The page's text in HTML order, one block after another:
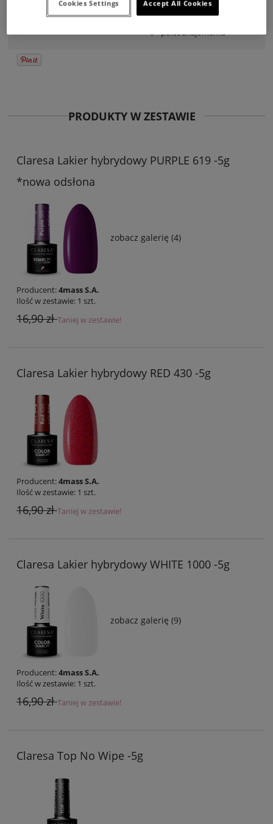
Producent: 4mass S.A.
zapytaj o produkt
poleć znajomemu
PRODUKTY W ZESTAWIE
Claresa Lakier hybrydowy PURPLE 619 -5g
*nowa odsłona
zobacz galerię (4)
Producent:4mass S.A.
Ilość w zestawie: 1 szt.
16,90 złTaniej w zestawie!
Claresa Lakier hybrydowy RED 430 -5g
Producent:4mass S.A.
Ilość w zestawie: 1 szt.
16,90 złTaniej w zestawie!
Claresa Lakier hybrydowy WHITE 1000 -5g
zobacz galerię (9)
Producent:4mass S.A.
Ilość w zestawie: 1 szt.
16,90 złTaniej w zestawie!
Claresa Top No Wipe -5g
Accept All Cookies
Cookies Settings